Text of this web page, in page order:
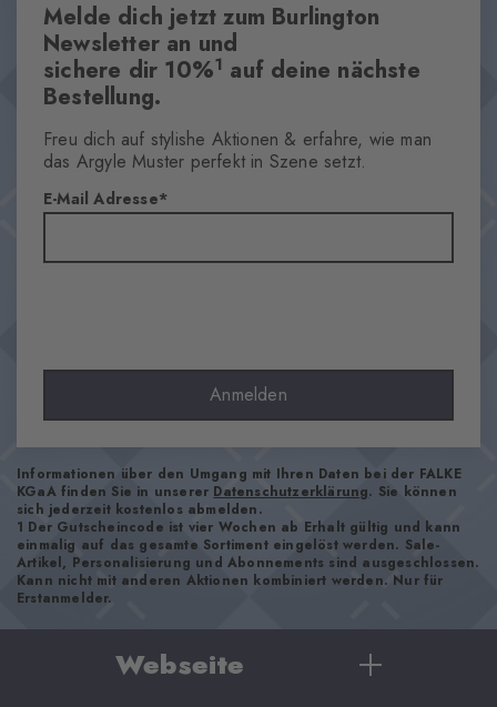
Eigenschaften
Geschlecht
Muster
Argyle
Blickdicht
83% Polyacryl, 17% Polyamid
Wade
Tragegefühl
Bündchenart
Gerippt
Polsterung
keine
Sohle
casual
Melde dich jetzt zum Burlington
Newsletter an und
sichere dir 10%1 auf deine nächste
Bestellung.
Freu dich auf stylishe Aktionen & erfahre, wie man
das Argyle Muster perfekt in Szene setzt.
E-Mail Adresse
Anmelden
Informationen über den Umgang mit Ihren Daten bei der FALKE
KGaA finden Sie in unserer Datenschutzerklärung. Sie können
sich jederzeit kostenlos abmelden.
1 Der Gutscheincode ist vier Wochen ab Erhalt gültig und kann
einmalig auf das gesamte Sortiment eingelöst werden. Sale-
Artikel, Personalisierung und Abonnements sind ausgeschlossen.
Kann nicht mit anderen Aktionen kombiniert werden. Nur für
Erstanmelder.
Webseite